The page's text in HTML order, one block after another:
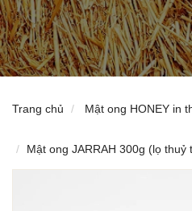
Trang chủ Mật ong HONEY in
Mật ong JARRAH 300g (lọ thuỷ